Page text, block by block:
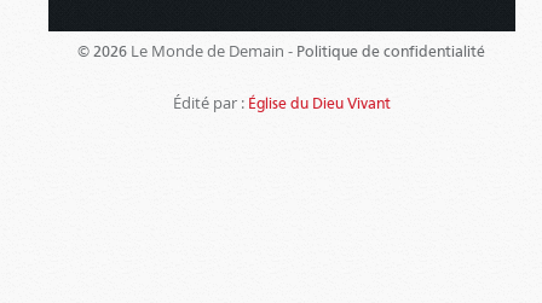
© 2026 Le Monde de Demain - Politique de confidentialité
Édité par : Église du Dieu Vivant